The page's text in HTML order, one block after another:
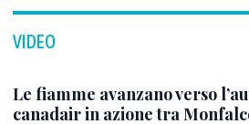
VIDEO
Le fiamme avanzano verso
canadair in azione tra